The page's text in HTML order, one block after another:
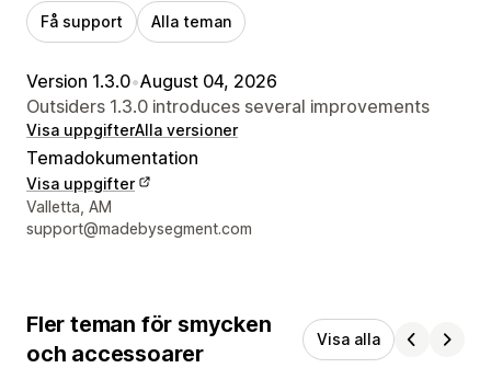
Få support Alla teman
Version 1.3.0•August 04, 2026
Outsiders 1.3.0 introduces several improvements
Visa uppgifterAlla versioner
Temadokumentation
Visa uppgifter
Designerns kontaktuppgifter
Valletta, AM
support@madebysegment.com
Fler teman för smycken
och accessoarer
Visa alla